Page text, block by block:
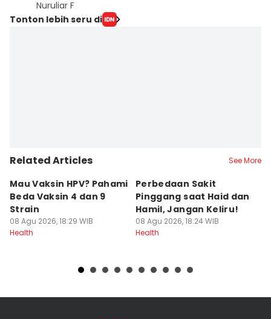
Nuruliar F
Tonton lebih seru di
Related Articles See More
Mau Vaksin HPV? Pahami
Beda Vaksin 4 dan 9
Strain
08 Agu 2026, 18:29 WIB
Health
Perbedaan Sakit
Pinggang saat Haid dan
Hamil, Jangan Keliru!
08 Agu 2026, 18:24 WIB
Health